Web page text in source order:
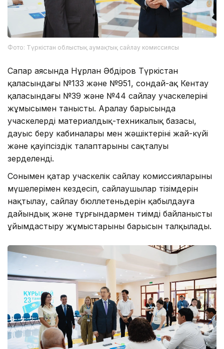
Фото: Түркістан облыстық аумақтық сайлау комиссиясы
Сапар аясында Нұрлан Әбдіров Түркістан
қаласындағы №133 және №951, сондай-ақ Кентау
қаласындағы №39 және №44 сайлау учаскелерінің
жұмысымен танысты. Аралау барысында
учаскелердің материалдық-техникалық базасы,
дауыс беру кабиналары мен жәшіктерінің жай-күйі
және қауіпсіздік талаптарының сақталуы
зерделенді.
Сонымен қатар учаскелік сайлау комиссияларының
мүшелерімен кездесіп, сайлаушылар тізімдерін
нақтылау, сайлау бюллетеньдерін қабылдауға
дайындық және тұрғындармен тиімді байланысты
ұйымдастыру жұмыстарының барысын талқылады.